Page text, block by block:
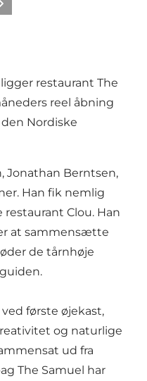
ligger restaurant The
reel åbning
Nordiske
Jonathan Berntsen,
Han fik nemlig
Clou. Han
at sammensætte
de tårnhøje
første øjekast,
og naturlige
ud fra
The Samuel har